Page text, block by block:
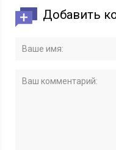
Добавить